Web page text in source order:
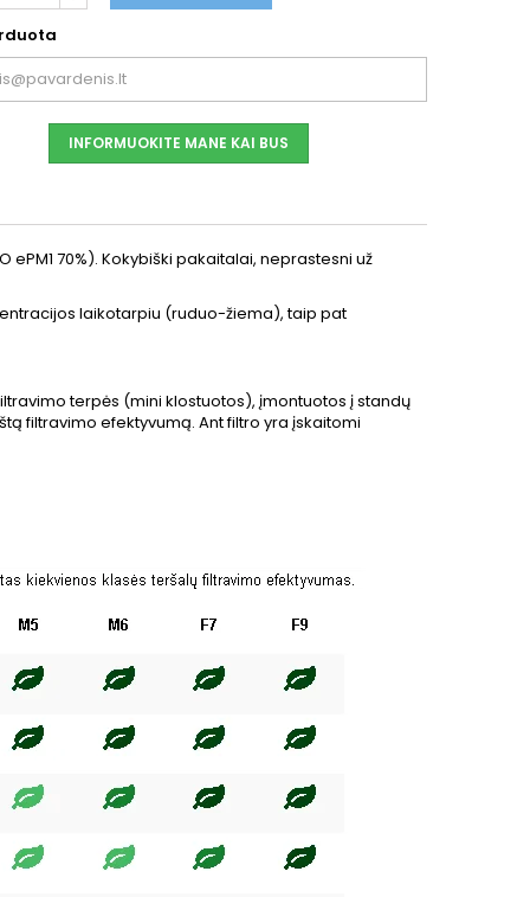
INFORMUOKITE MANE KAI BUS
ePM1 70%). Kokybiški pakaitalai, neprastesni už
laikotarpiu (ruduo-žiema), taip pat
terpės (mini klostuotos), įmontuotos į standų
filtravimo efektyvumą. Ant filtro yra įskaitomi